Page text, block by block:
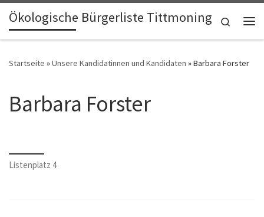
Zum Inhalt springen
Ökologische Bürgerliste Tittmoning
Search
Startseite »Unsere Kandidatinnen und Kandidaten »Barbara Forster
Barbara Forster
Listenplatz 4